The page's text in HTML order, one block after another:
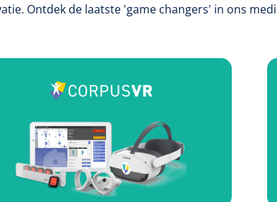
Ontdek de laatste 'game changers' in ons